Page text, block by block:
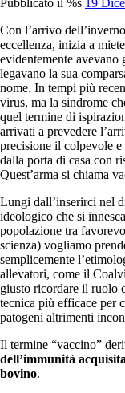
Pubblicato il %s 19
Con l’arrivo
eccellenza, inizia a
evidentemente avevano
legavano la sua
nome. In tempi più
virus, ma la sindrome
quel termine di
arrivati a prevedere
precisione il colpevole
dalla porta di casa con
Quest’arma si chiama
Lungi dall’inserirci nel
ideologico che si
popolazione tra
scienza) vogliamo
semplicemente
allevatori, come il
giusto ricordare il ruolo
tecnica più efficace per
patogeni altrimenti
Il termine “vaccino”
dell’immunità
bovino.